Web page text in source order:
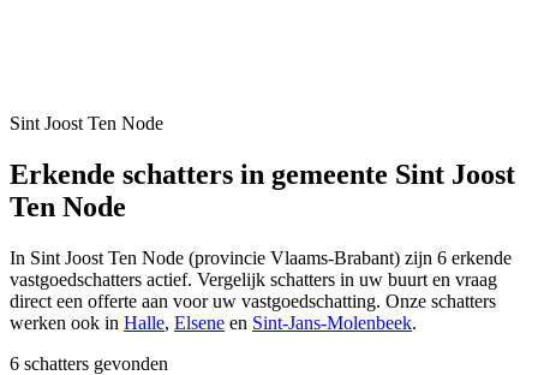
Sint Joost Ten Node
Erkende schatters in gemeente Sint Joost
Ten Node
In Sint Joost Ten Node (provincie Vlaams-Brabant) zijn 6 erkende
vastgoedschatters actief. Vergelijk schatters in uw buurt en vraag
direct een offerte aan voor uw vastgoedschatting. Onze schatters
werken ook in Halle, Elsene en Sint-Jans-Molenbeek.
6 schatters gevonden